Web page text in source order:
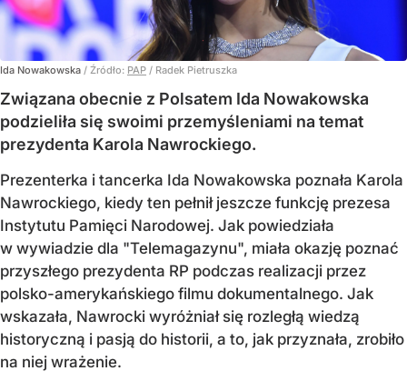
Ida Nowakowska / Źródło: PAP / Radek Pietruszka
Związana obecnie z Polsatem Ida Nowakowska
podzieliła się swoimi przemyśleniami na temat
prezydenta Karola Nawrockiego.
Prezenterka i tancerka Ida Nowakowska poznała Karola
Nawrockiego, kiedy ten pełnił jeszcze funkcję prezesa
Instytutu Pamięci Narodowej. Jak powiedziała
w wywiadzie dla "Telemagazynu", miała okazję poznać
przyszłego prezydenta RP podczas realizacji przez
polsko-amerykańskiego filmu dokumentalnego. Jak
wskazała, Nawrocki wyróżniał się rozległą wiedzą
historyczną i pasją do historii, a to, jak przyznała, zrobiło
na niej wrażenie.